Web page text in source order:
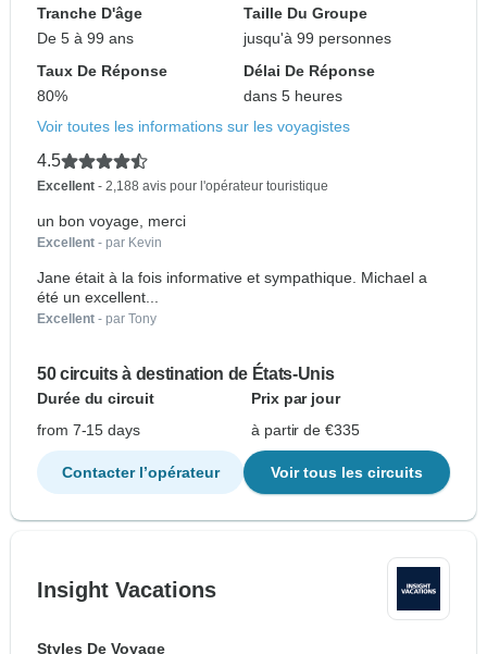
Tranche D'âge
De 5 à 99 ans
Taille Du Groupe
jusqu'à 99 personnes
Taux De Réponse
80%
Délai De Réponse
dans 5 heures
Voir toutes les informations sur les voyagistes
4.5
Excellent - 2,188 avis pour l'opérateur touristique
un bon voyage, merci
Excellent - par Kevin
Jane était à la fois informative et sympathique. Michael a
été un excellent...
Excellent - par Tony
50 circuits à destination de États-Unis
Durée du circuit
Prix par jour
from 7-15 days
à partir de €335
Contacter l’opérateur Voir tous les circuits
Insight Vacations
Styles De Voyage